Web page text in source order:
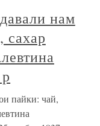
нам
сахар
пайки: чай,